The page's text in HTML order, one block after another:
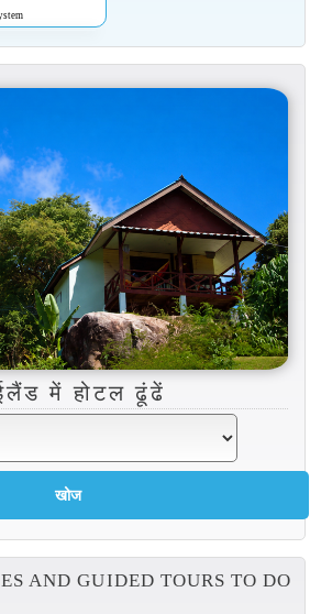
में होटल ढूंढें
AND GUIDED TOURS TO DO